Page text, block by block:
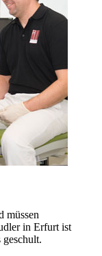
müssen
in Erfurt ist
geschult.